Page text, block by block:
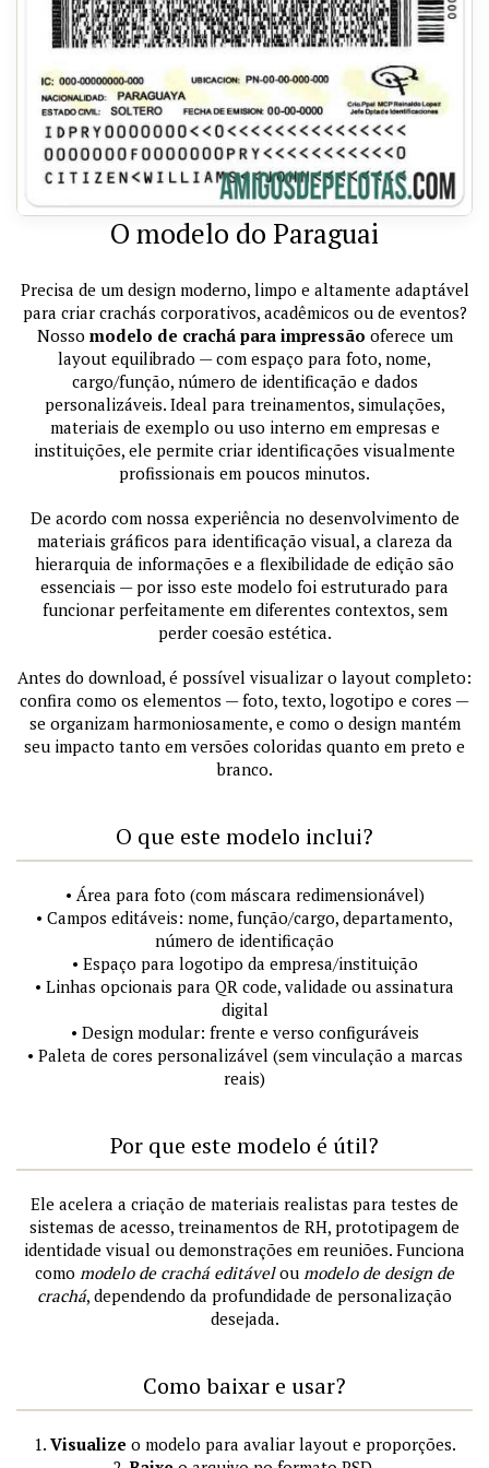
O modelo do Paraguai
Precisa de um design moderno, limpo e altamente adaptável
para criar crachás corporativos, acadêmicos ou de eventos?
Nosso modelo de crachá para impressão oferece um
layout equilibrado — com espaço para foto, nome,
cargo/função, número de identificação e dados
personalizáveis. Ideal para treinamentos, simulações,
materiais de exemplo ou uso interno em empresas e
instituições, ele permite criar identificações visualmente
profissionais em poucos minutos.
De acordo com nossa experiência no desenvolvimento de
materiais gráficos para identificação visual, a clareza da
hierarquia de informações e a flexibilidade de edição são
essenciais — por isso este modelo foi estruturado para
funcionar perfeitamente em diferentes contextos, sem
perder coesão estética.
Antes do download, é possível visualizar o layout completo:
confira como os elementos — foto, texto, logotipo e cores —
se organizam harmoniosamente, e como o design mantém
seu impacto tanto em versões coloridas quanto em preto e
branco.
O que este modelo inclui?
• Área para foto (com máscara redimensionável)
• Campos editáveis: nome, função/cargo, departamento,
número de identificação
• Espaço para logotipo da empresa/instituição
• Linhas opcionais para QR code, validade ou assinatura
digital
• Design modular: frente e verso configuráveis
• Paleta de cores personalizável (sem vinculação a marcas
reais)
Por que este modelo é útil?
Ele acelera a criação de materiais realistas para testes de
sistemas de acesso, treinamentos de RH, prototipagem de
identidade visual ou demonstrações em reuniões. Funciona
como modelo de crachá editávelou modelo de design de
crachá, dependendo da profundidade de personalização
desejada.
Como baixar e usar?
1. Visualize o modelo para avaliar layout e proporções.